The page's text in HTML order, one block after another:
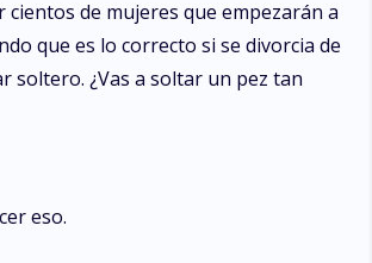
de mujeres que empezarán a
que es lo correcto si se divorcia de
soltero. ¿Vas a soltar un pez tan
eso.